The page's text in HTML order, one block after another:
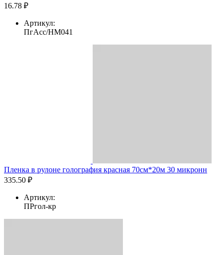
16.78 ₽
Артикул:
ПгАсс/HM041
Пленка в рулоне голография красная 70см*20м 30 микронн
335.50 ₽
Артикул:
ПРгол-кр